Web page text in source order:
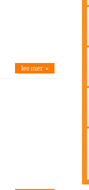
les mer »